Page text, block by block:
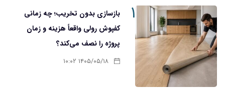
۱
بازسازی بدون تخریب؛ چه زمانی
کفپوش رولی واقعاً هزینه و زمان
پروژه را نصف می‌کند؟
۱۴۰۵/۰۵/۱۸ ۱۰:۰۲